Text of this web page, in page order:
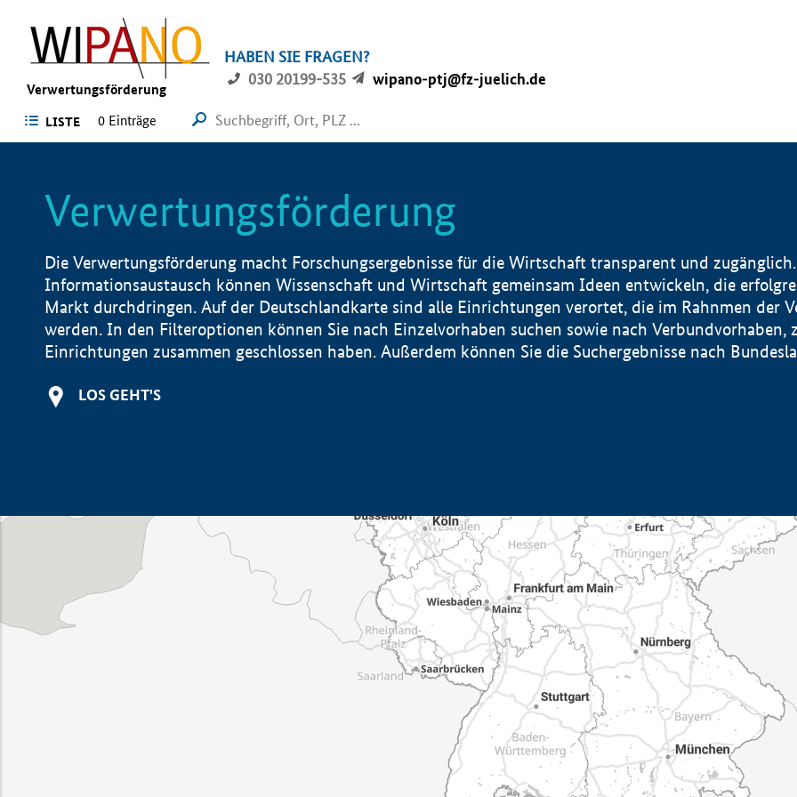
Verwertungsförderung
HABEN SIE FRAGEN?
030 20199-535
wipano-ptj@fz-juelich.de
LISTE 0 Einträge
Verwertungsförderung
Die Verwertungsförderung macht Forschungsergebnisse für die Wirtschaft transparent und
Informationsaustausch können Wissenschaft und Wirtschaft gemeinsam Ideen entwickeln, die
Markt durchdringen. Auf der Deutschlandkarte sind alle Einrichtungen verortet, die im Rahnmen der
werden. In den Filteroptionen können Sie nach Einzelvorhaben suchen sowie nach Verbundvorhaben,
Einrichtungen zusammen geschlossen haben. Außerdem können Sie die Suchergebnisse nach
LOS GEHT'S